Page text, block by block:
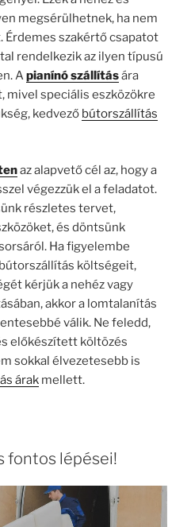
megsérülhetnek, ha nem
szakértő csapatot
rendelkezik az ilyen típusú
Apianínó szállítására
mivel speciális eszközökre
kedvező bútorszállítás
az alapvető cél az, hogy a
végezzük el a feladatot.
részletes tervet,
és döntsünk
Ha figyelembe
költségeit,
kérjük a nehéz vagy
akkor a lomtalanítás
válik. Ne feledd,
előkészített költözés
sokkal élvezetesebb is
árak mellett.
fontos lépései!